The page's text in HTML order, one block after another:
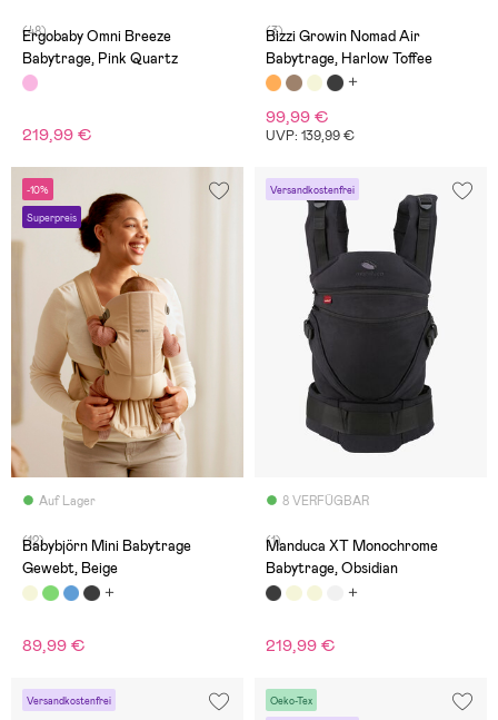
(48)
Ergobaby Omni Breeze
Babytrage, Pink Quartz
219,99 €
(3)
Bizzi Growin Nomad Air
Babytrage, Harlow Toffee
99,99 €
UVP: 139,99 €
-10%
Superpreis
Auf Lager
(12)
Babybjörn Mini Babytrage
Gewebt, Beige
89,99 €
Versandkostenfrei
8 VERFÜGBAR
(1)
Manduca XT Monochrome
Babytrage, Obsidian
219,99 €
Versandkostenfrei Oeko-Tex